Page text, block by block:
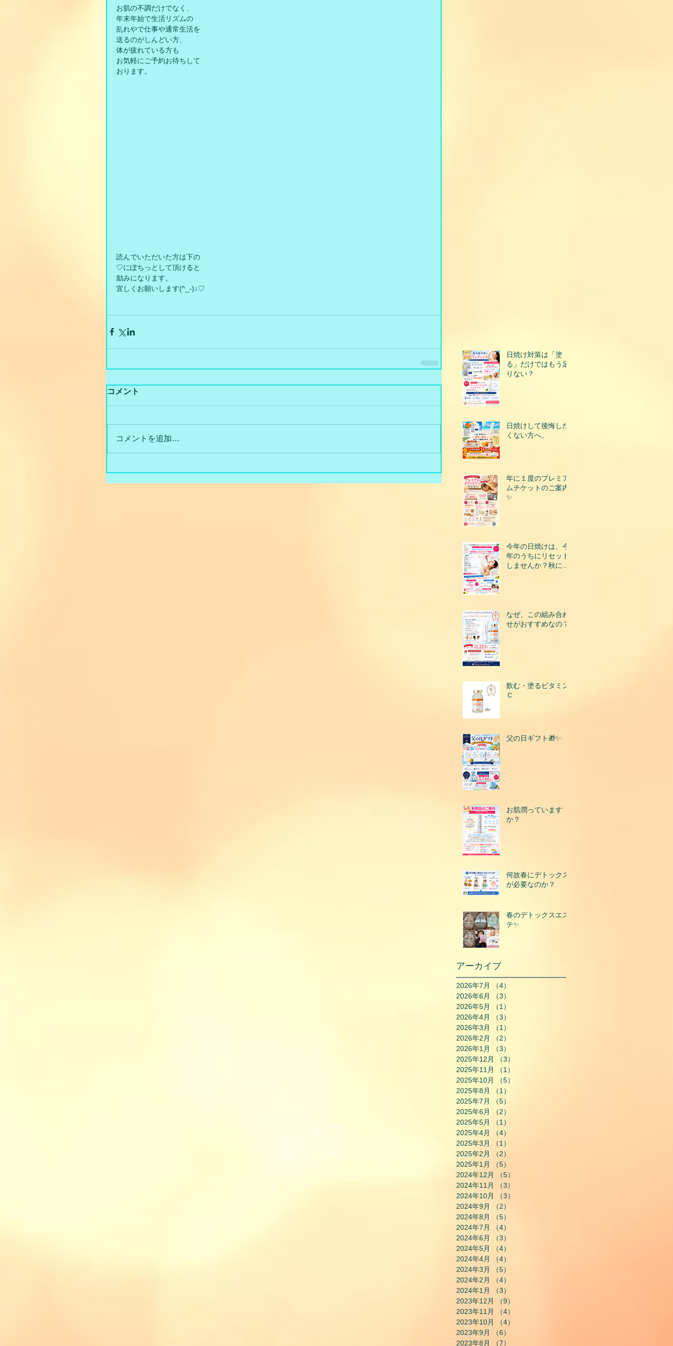
お肌の不調だけでなく、
年末年始で生活リズムの
乱れやで仕事や通常生活を
送るのがしんどい方、
体が疲れている方も
お気軽にご予約お待ちして
おります。
読んでいただいた方は下の
♡にぽちっとして頂けると
励みになります。
宜しくお願いします(^_-)↓♡
コメント
コメントを追加…
日焼け対策は「塗
る」だけではもう足
りない？
日焼けして後悔した
くない方へ。
年に１度のプレミア
ムチケットのご案内
✨
今年の日焼けは、今
年のうちにリセット
しませんか？秋にな
なぜ、この組み合わ
せがおすすめなの？
飲む・塗るビタミン
Ｃ
父の日ギフト🎁✨
お肌潤っています
か？
何故春にデトックス
が必要なのか？
春のデトックスエス
テ✨
アーカイブ
2026年7月 （4）
2026年6月
（3）
2026年5月
（1）
2026年4月
（3）
2026年3月
（1）
2026年2月
（2）
2026年1月
（3）
2025年12月
（3）
2025年11月
（1）
2025年10月
（5）
2025年8月
（1）
2025年7月
（5）
2025年6月
（2）
2025年5月
（1）
2025年4月
（4）
2025年3月
（1）
2025年2月
（2）
2025年1月
（5）
2024年12月
（5）
2024年11月
（3）
2024年10月
（3）
2024年9月
（2）
2024年8月
（5）
2024年7月
（4）
2024年6月
（3）
2024年5月
（4）
2024年4月
（4）
2024年3月
（5）
2024年2月
（4）
2024年1月
（3）
2023年12月
（9）
2023年11月
（4）
2023年10月
（4）
2023年9月
（6）
2023年8月
（7）